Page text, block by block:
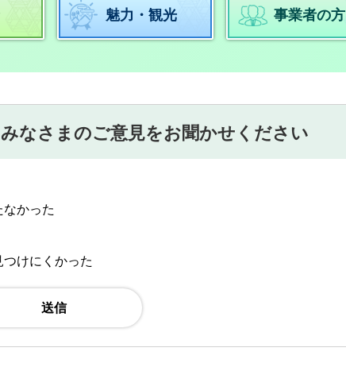
魅力・観光 事業者の
なさまのご意見をお聞かせください
かった
つけにくかった